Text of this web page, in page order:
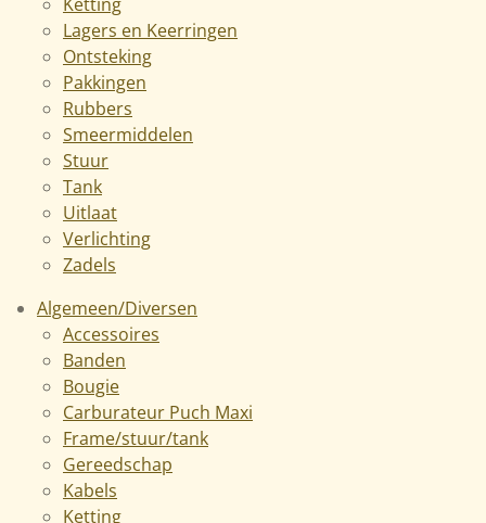
Lagers en Keerringen
Ontsteking
Pakkingen
Rubbers
Smeermiddelen
Stuur
Tank
Uitlaat
Verlichting
Zadels
Algemeen/Diversen
Accessoires
Banden
Bougie
Carburateur Puch Maxi
Frame/stuur/tank
Gereedschap
Kabels
Ketting